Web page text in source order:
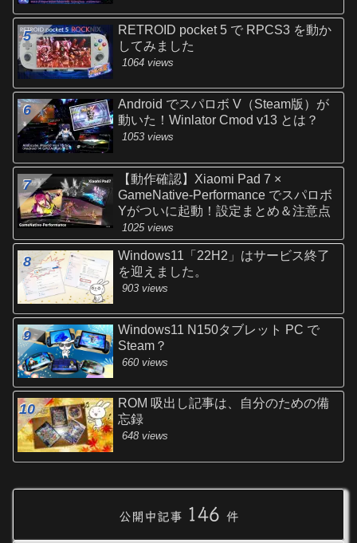
RETROID pocket 5 で RPCS3 を動か
してみました
1064 views
Android でスパロボ V（Steam版）が
動いた！Winlator Cmod v13 とは？
1053 views
【動作確認】Xiaomi Pad 7 ×
GameNative-Performance でスパロボ
Yがついに起動！設定まとめ＆注意点
1025 views
Windows11「22H2」はサービス終了
を迎えました。
903 views
Windows11 N150タブレット PC で
Steam？
660 views
ROM 吸出し記事は、自分のための備
忘録
648 views
公開中記事 146 件